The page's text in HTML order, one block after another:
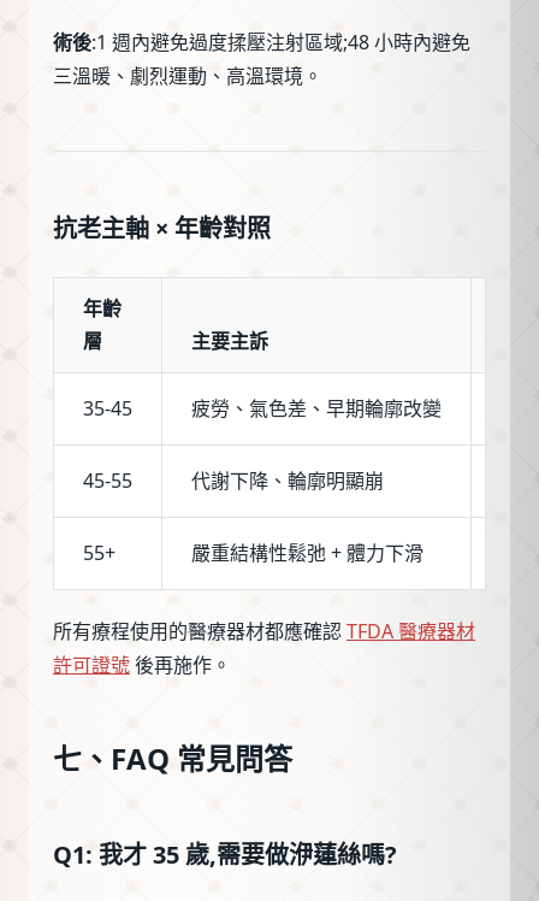
術後:1 週內避免過度揉壓注射區域;48 小時內避免
三溫暖、劇烈運動、高溫環境。
抗老主軸 × 年齡對照
年齡
層
主要主訴
35-45 疲勞、氣色差、早期輪廓改變
45-55 代謝下降、輪廓明顯崩
55+ 嚴重結構性鬆弛 + 體力下滑
所有療程使用的醫療器材都應確認TFDA 醫療器材
許可證號後再施作。
七、FAQ 常見問答
Q1: 我才 35 歲,需要做洢蓮絲嗎?